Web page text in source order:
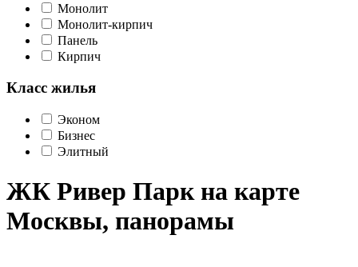
Монолит
Монолит-кирпич
Панель
Кирпич
Класс жилья
Эконом
Бизнес
Элитный
ЖК Ривер Парк на карте
Москвы, панорамы